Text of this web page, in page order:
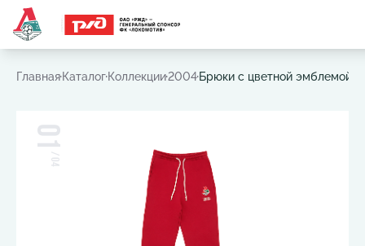
Главная Каталог Коллекции2004 Брюки с цветной эмблемой
01
/
04